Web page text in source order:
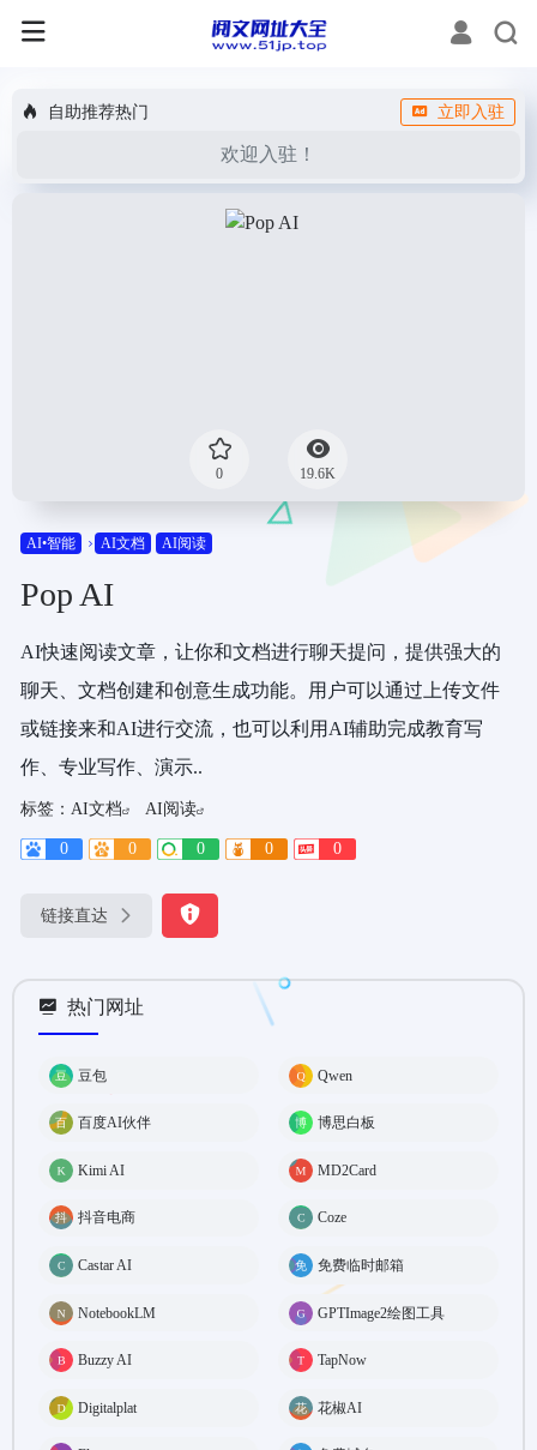
自助推荐热门 立即入驻
欢迎入驻！
0 19.6K
AI•智能 AI文档 AI阅读
Pop AI
AI快速阅读文章，让你和文档进行聊天提问，提供强大的
聊天、文档创建和创意生成功能。用户可以通过上传文件
或链接来和AI进行交流，也可以利用AI辅助完成教育写
作、专业写作、演示..
标签： AI文档 AI阅读
0 0 0 0 0
链接直达
热门网址
豆包 Qwen
百度AI伙伴 博思白板
Kimi AI MD2Card
抖音电商 Coze
Castar AI 免费临时邮箱
NotebookLM GPTImage2绘图工具
Buzzy AI TapNow
Digitalplat 花椒AI